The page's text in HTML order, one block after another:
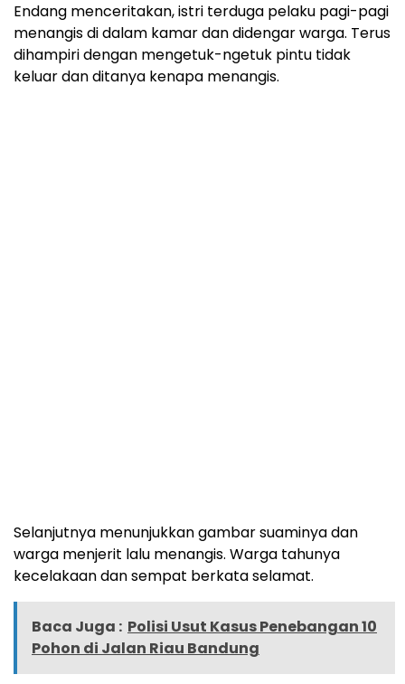
Endang menceritakan, istri terduga pelaku pagi-pagi
menangis di dalam kamar dan didengar warga. Terus
dihampiri dengan mengetuk-ngetuk pintu tidak
keluar dan ditanya kenapa menangis.
Selanjutnya menunjukkan gambar suaminya dan
warga menjerit lalu menangis. Warga tahunya
kecelakaan dan sempat berkata selamat.
Baca Juga : Polisi Usut Kasus Penebangan 10
Pohon di Jalan Riau Bandung